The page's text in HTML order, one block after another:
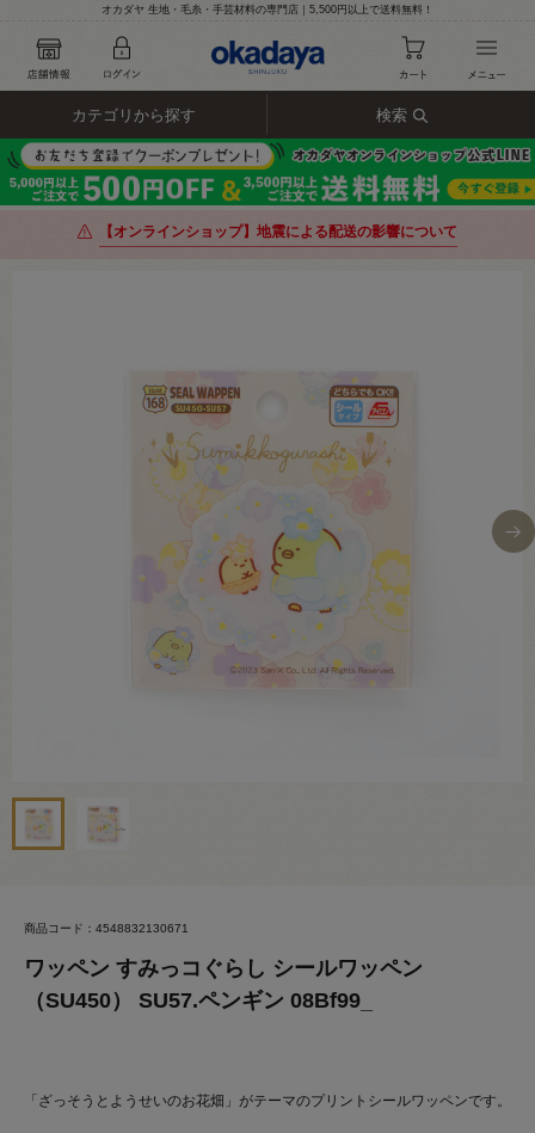
オカダヤ 生地・毛糸・手芸材料の専門店｜5,500円以上で送料無料！
カテゴリから探す 検索
【オンラインショップ】地震による配送の影響について
商品コード：4548832130671
ワッペン すみっコぐらし シールワッペン
（SU450） SU57.ペンギン 08Bf99_
「ざっそうとようせいのお花畑」がテーマのプリントシールワッペンです。